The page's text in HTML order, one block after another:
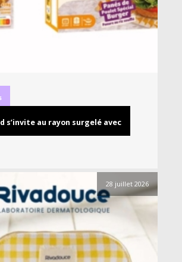
s’invite au rayon surgelé avec
28 juillet 2026